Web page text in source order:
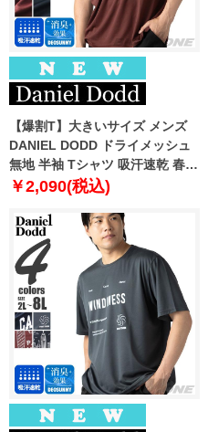
【爆割T】大きいサイズ メンズ
DANIEL DODD ドライメッシュ
無地 半袖 Tシャツ 吸汗速乾 春夏
新作 tjt-2602dry5 【fre】
￥2,090(税込)